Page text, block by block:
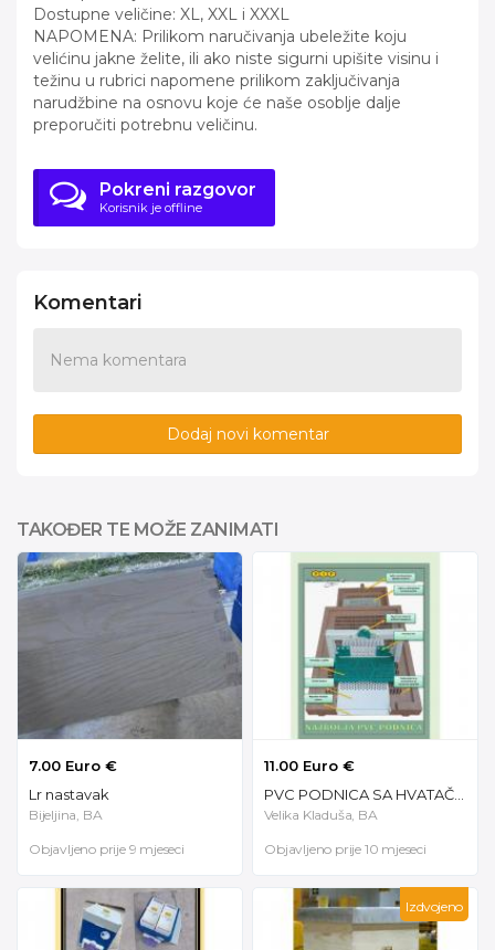
Dostupne veličine: XL, XXL i XXXL
NAPOMENA: Prilikom naručivanja ubeležite koju
velićinu jakne želite, ili ako niste sigurni upišite visinu i
težinu u rubrici napomene prilikom zaključivanja
narudžbine na osnovu koje će naše osoblje dalje
preporučiti potrebnu veličinu.
Pokreni razgovor
Korisnik je offline
Komentari
Nema komentara
Dodaj novi komentar
TAKOĐER TE MOŽE ZANIMATI
7.00 Euro €
Lr nastavak
Bijeljina, BA
Objavljeno prije 9 mjeseci
11.00 Euro €
Velika Kladuša, BA
Objavljeno prije 10 mjeseci
Izdvojeno